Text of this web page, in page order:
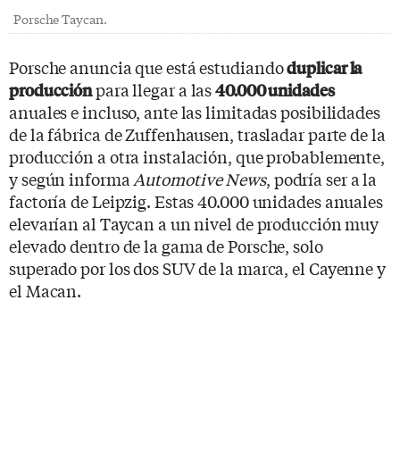
Porsche Taycan.
Porsche anuncia que está estudiandoduplicar la
producciónpara llegar a las40.000 unidades
anuales e incluso, ante las limitadas posibilidades
de la fábrica de Zuffenhausen, trasladar parte de la
producción a otra instalación, que probablemente,
y según informa Automotive News, podría ser a la
factoría de Leipzig. Estas 40.000 unidades anuales
elevarían al Taycan a un nivel de producción muy
elevado dentro de la gama de Porsche, solo
superado por los dos SUV de la marca, el Cayenne y
el Macan.